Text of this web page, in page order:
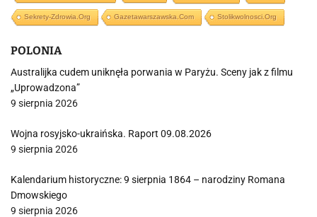
Sekrety-Zdrowia.org Gazetawarszawska.com Stolikwolnosci.org
POLONIA
Australijka cudem uniknęła porwania w Paryżu. Sceny jak z filmu
„Uprowadzona”
9 sierpnia 2026
Wojna rosyjsko-ukraińska. Raport 09.08.2026
9 sierpnia 2026
Kalendarium historyczne: 9 sierpnia 1864 – narodziny Romana
Dmowskiego
9 sierpnia 2026